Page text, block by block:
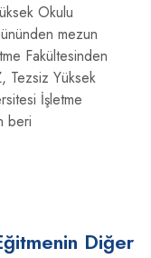
Okulu
mezun
Fakültesinden
Tezsiz Yüksek
İşletme
beri
Diğer